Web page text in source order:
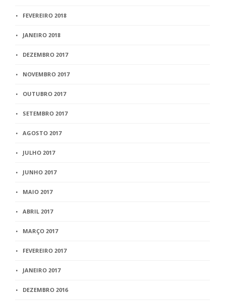
FEVEREIRO 2018
JANEIRO 2018
DEZEMBRO 2017
NOVEMBRO 2017
OUTUBRO 2017
SETEMBRO 2017
AGOSTO 2017
JULHO 2017
JUNHO 2017
MAIO 2017
ABRIL 2017
MARÇO 2017
FEVEREIRO 2017
JANEIRO 2017
DEZEMBRO 2016